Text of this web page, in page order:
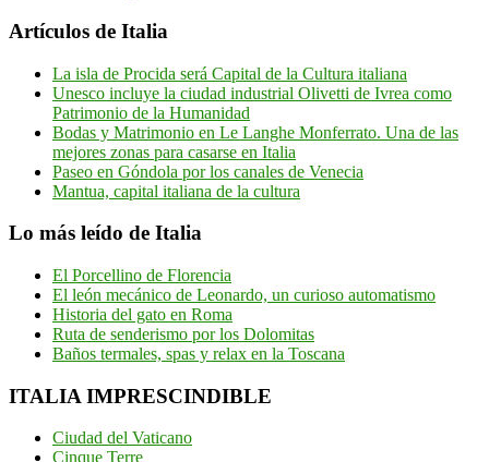
Artículos de Italia
La isla de Procida será Capital de la Cultura italiana
Unesco incluye la ciudad industrial Olivetti de Ivrea como
Patrimonio de la Humanidad
Bodas y Matrimonio en Le Langhe Monferrato. Una de las
mejores zonas para casarse en Italia
Paseo en Góndola por los canales de Venecia
Mantua, capital italiana de la cultura
Lo más leído de Italia
El Porcellino de Florencia
El león mecánico de Leonardo, un curioso automatismo
Historia del gato en Roma
Ruta de senderismo por los Dolomitas
Baños termales, spas y relax en la Toscana
ITALIA IMPRESCINDIBLE
Ciudad del Vaticano
Cinque Terre